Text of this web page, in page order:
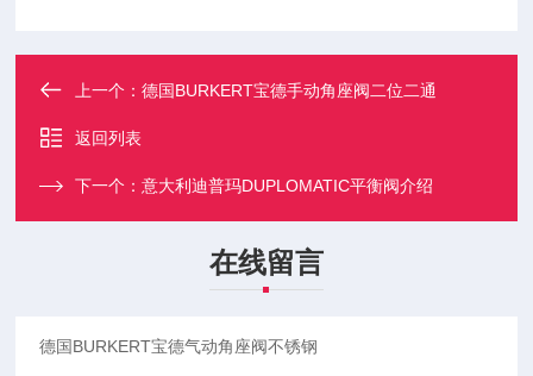
上一个：德国BURKERT宝德手动角座阀二位二通
返回列表
下一个：意大利迪普玛DUPLOMATIC平衡阀介绍
在线留言